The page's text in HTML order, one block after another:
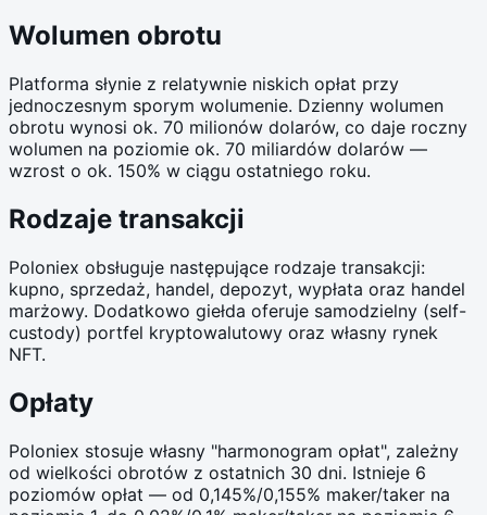
Wolumen obrotu
Platforma słynie z relatywnie niskich opłat przy
jednoczesnym sporym wolumenie. Dzienny wolumen
obrotu wynosi ok. 70 milionów dolarów, co daje roczny
wolumen na poziomie ok. 70 miliardów dolarów —
wzrost o ok. 150% w ciągu ostatniego roku.
Rodzaje transakcji
Poloniex obsługuje następujące rodzaje transakcji:
kupno, sprzedaż, handel, depozyt, wypłata oraz handel
marżowy. Dodatkowo giełda oferuje samodzielny (self-
custody) portfel kryptowalutowy oraz własny rynek
NFT.
Opłaty
Poloniex stosuje własny "harmonogram opłat", zależny
od wielkości obrotów z ostatnich 30 dni. Istnieje 6
poziomów opłat — od 0,145%/0,155% maker/taker na